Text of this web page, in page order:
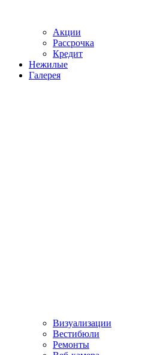
Акции
Рассрочка
Кредит
Нежилые
Галерея
Визуализации
Вестибюли
Ремонты